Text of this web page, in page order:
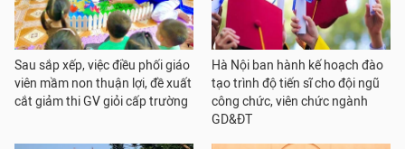
Sau sắp xếp, việc điều phối giáo
viên mầm non thuận lợi, đề xuất
cắt giảm thi GV giỏi cấp trường
Hà Nội ban hành kế hoạch đào
tạo trình độ tiến sĩ cho đội ngũ
công chức, viên chức ngành
GD&ĐT